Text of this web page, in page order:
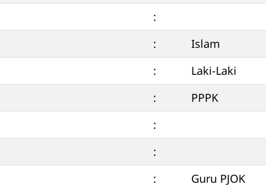
:
:
Islam
:
Laki-Laki
:
PPPK
:
:
:
Guru PJOK